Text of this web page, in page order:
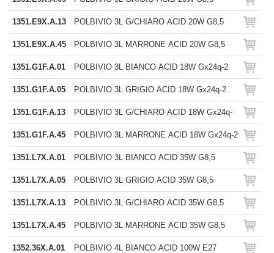
1351.E9X.A.13 POLBIVIO 3L G/CHIARO ACID 20W G8,5
1351.E9X.A.45 POLBIVIO 3L MARRONE ACID 20W G8,5
1351.G1F.A.01 POLBIVIO 3L BIANCO ACID 18W Gx24q-2
1351.G1F.A.05 POLBIVIO 3L GRIGIO ACID 18W Gx24q-2
1351.G1F.A.13 POLBIVIO 3L G/CHIARO ACID 18W Gx24q-
1351.G1F.A.45 POLBIVIO 3L MARRONE ACID 18W Gx24q-2
1351.L7X.A.01 POLBIVIO 3L BIANCO ACID 35W G8,5
1351.L7X.A.05 POLBIVIO 3L GRIGIO ACID 35W G8,5
1351.L7X.A.13 POLBIVIO 3L G/CHIARO ACID 35W G8,5
1351.L7X.A.45 POLBIVIO 3L MARRONE ACID 35W G8,5
1352.36X.A.01 POLBIVIO 4L BIANCO ACID 100W E27